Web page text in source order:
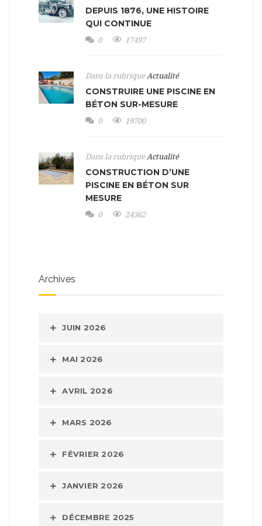
DEPUIS 1876, UNE HISTOIRE
QUI CONTINUE
0 17497
Dans la rubrique Actualité
CONSTRUIRE UNE PISCINE EN
BÉTON SUR-MESURE
0 19700
Dans la rubrique Actualité
CONSTRUCTION D’UNE
PISCINE EN BÉTON SUR
MESURE
0 24362
Archives
JUIN 2026
MAI 2026
AVRIL 2026
MARS 2026
FÉVRIER 2026
JANVIER 2026
DÉCEMBRE 2025